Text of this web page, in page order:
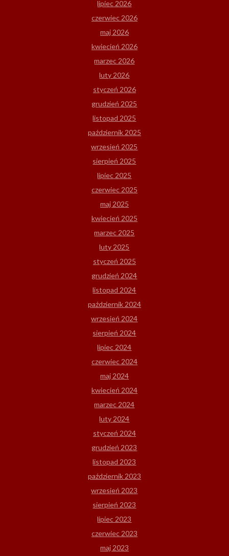
lipiec 2026
czerwiec 2026
maj 2026
kwiecień 2026
marzec 2026
luty 2026
styczeń 2026
grudzień 2025
listopad 2025
październik 2025
wrzesień 2025
sierpień 2025
lipiec 2025
czerwiec 2025
maj 2025
kwiecień 2025
marzec 2025
luty 2025
styczeń 2025
grudzień 2024
listopad 2024
październik 2024
wrzesień 2024
sierpień 2024
lipiec 2024
czerwiec 2024
maj 2024
kwiecień 2024
marzec 2024
luty 2024
styczeń 2024
grudzień 2023
listopad 2023
październik 2023
wrzesień 2023
sierpień 2023
lipiec 2023
czerwiec 2023
maj 2023